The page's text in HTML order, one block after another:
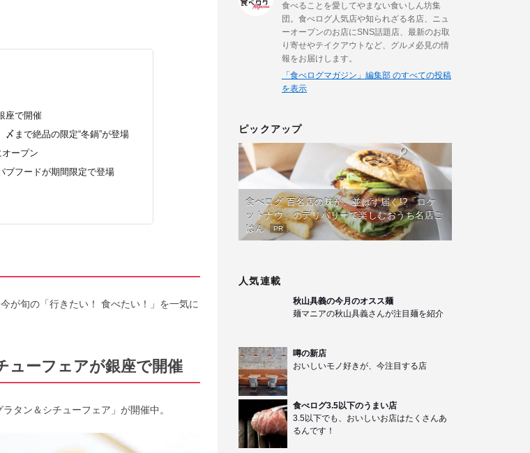
座で開催
まで絶品の限定“冬鍋”が登場
ープン
ブフードが期間限定で登場
が旬の「行きたい！ 食べたい！」を一気に
ューフェアが銀座で開催
タン＆シチューフェア」が開催中。
食べることを愛してやまない食いしん坊集
団。食べログ人気店や知られざる名店、ニュ
ーオープンのお店にSNS話題店、最新のお取
り寄せやテイクアウトなど、グルメ必見の情
報をお届けします。
「食べログマガジン」編集部 のすべての投稿
を表示
ピックアップ
食べログ 百名店の味が、並ばず届く!?「ロケ
ットナウ」のデリバリーで楽しむおうち名店ご
はん
PR
人気連載
秋山具義の今月のオスス麺
麺マニアの秋山具義さんが注目麺を紹介
噂の新店
おいしいモノ好きが、今注目する店
食べログ3.5以下のうまい店
3.5以下でも、おいしいお店はたくさんあ
るんです！